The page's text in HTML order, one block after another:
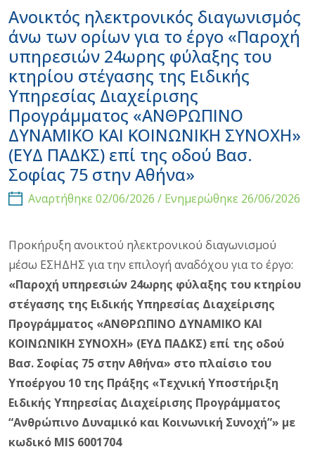
Ανοικτός ηλεκτρονικός διαγωνισμός
άνω των ορίων για το έργο «Παροχή
υπηρεσιών 24ωρης φύλαξης του
κτηρίου στέγασης της Ειδικής
Υπηρεσίας Διαχείρισης
Προγράμματος «ΑΝΘΡΩΠΙΝΟ
ΔΥΝΑΜΙΚΟ ΚΑΙ ΚΟΙΝΩΝΙΚΗ ΣΥΝΟΧΗ»
(ΕΥΔ ΠΑΔΚΣ) επί της οδού Βασ.
Σοφίας 75 στην Αθήνα»
Αναρτήθηκε 02/06/2026 / Ενημερώθηκε 26/06/2026
Προκήρυξη ανοικτού ηλεκτρονικού διαγωνισμού
μέσω ΕΣΗΔΗΣ για την επιλογή αναδόχου για το έργο:
«Παροχή υπηρεσιών 24ωρης φύλαξης του κτηρίου
στέγασης της Ειδικής Υπηρεσίας Διαχείρισης
Προγράμματος «ΑΝΘΡΩΠΙΝΟ ΔΥΝΑΜΙΚΟ ΚΑΙ
ΚΟΙΝΩΝΙΚΗ ΣΥΝΟΧΗ» (ΕΥΔ ΠΑΔΚΣ) επί της οδού
Βασ. Σοφίας 75 στην Αθήνα» στο πλαίσιο του
Υποέργου 10 της Πράξης «Τεχνική Υποστήριξη
Ειδικής Υπηρεσίας Διαχείρισης Προγράμματος
“Ανθρώπινο Δυναμικό και Κοινωνική Συνοχή”» με
κωδικό MIS 6001704